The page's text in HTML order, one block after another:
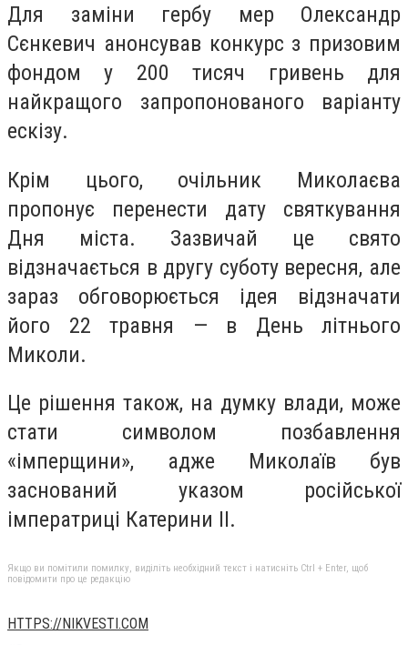
Для заміни гербу мер Олександр
Сєнкевич анонсував конкурс з призовим
фондом у 200 тисяч гривень для
найкращого запропонованого варіанту
ескізу.
Крім цього, очільник Миколаєва
пропонує перенести дату святкування
Дня міста. Зазвичай це свято
відзначається в другу суботу вересня, але
зараз обговорюється ідея відзначати
його 22 травня — в День літнього
Миколи.
Це рішення також, на думку влади, може
стати символом позбавлення
«імперщини», адже Миколаїв був
заснований указом російської
імператриці Катерини II.
Якщо ви помітили помилку, виділіть необхідний текст і натисніть Ctrl + Enter, щоб
повідомити про це редакцію
HTTPS://NIKVESTI.COM